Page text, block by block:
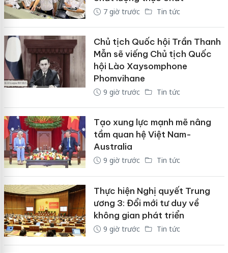
7 giờ trước Tin tức
Chủ tịch Quốc hội Trần Thanh
Mẫn sẽ viếng Chủ tịch Quốc
hội Lào Xaysomphone
Phomvihane
9 giờ trước Tin tức
Tạo xung lực mạnh mẽ nâng
tầm quan hệ Việt Nam-
Australia
9 giờ trước Tin tức
Thực hiện Nghị quyết Trung
ương 3: Đổi mới tư duy về
không gian phát triển
9 giờ trước Tin tức